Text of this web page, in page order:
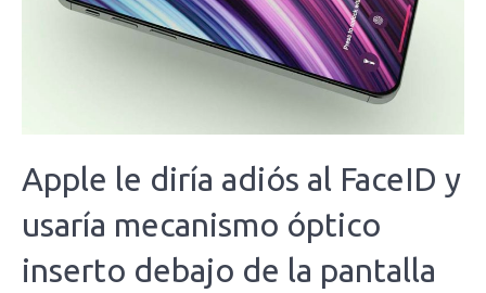
Apple le diría adiós al FaceID y
usaría mecanismo óptico
inserto debajo de la pantalla